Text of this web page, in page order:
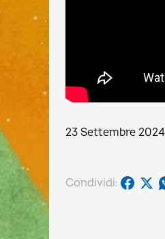
23 Settembre 2024
Condividi: